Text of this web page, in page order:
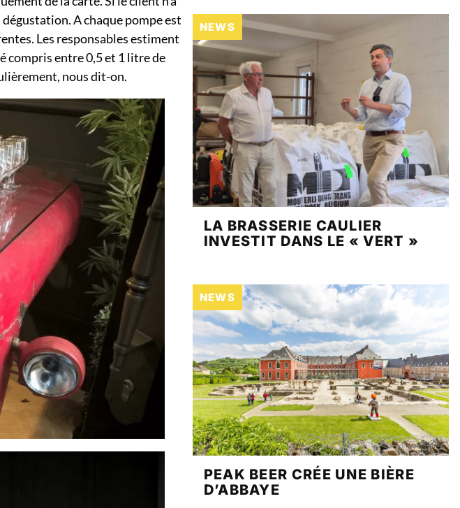
A chaque pompe est
Les responsables estiment
compris entre 0,5 et 1 litre de
nous dit-on.
NEWS
LA BRASSERIE CAULIER
INVESTIT DANS LE « VERT »
NEWS
PEAK BEER CRÉE UNE BIÈRE
D’ABBAYE